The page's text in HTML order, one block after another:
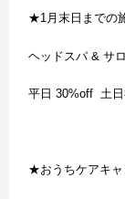
★1月末日までの
ヘッドスパ & サ
平日 30%off 土
★おうちケアキ